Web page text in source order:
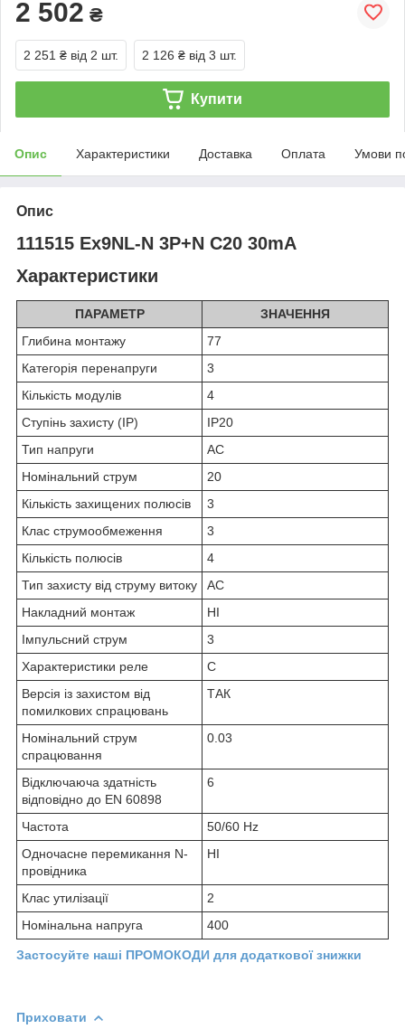
2 502 ₴
2 251 ₴ від 2 шт. 2 126 ₴ від 3 шт.
Купити
Опис Характеристики Доставка Оплата Умови
Опис
111515 Ex9NL-N 3P+N C20 30mA
Характеристики
ПАРАМЕТР
ЗНАЧЕННЯ
Глибина монтажу
77
Категорія перенапруги
3
Кількість модулів
4
Ступінь захисту (IP)
IP20
Тип напруги
AC
Номінальний струм
20
Кількість захищених полюсів
3
Клас струмообмеження
3
Кількість полюсів
4
Тип захисту від струму витоку
AC
Накладний монтаж
НІ
Імпульсний струм
3
Характеристики реле
C
Версія із захистом від
помилкових спрацювань
ТАК
Номінальний струм
спрацювання
0.03
Відключаюча здатність
відповідно до EN 60898
6
Частота
50/60 Hz
Одночасне перемикання N-
провідника
НІ
Клас утилізації
2
Номінальна напруга
400
Застосуйте наші ПРОМОКОДИ для додаткової знижки
Приховати